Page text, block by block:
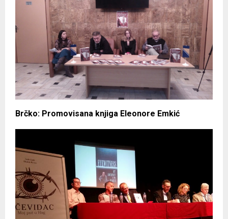
Brčko: Promovisana knjiga Eleonore Emkić